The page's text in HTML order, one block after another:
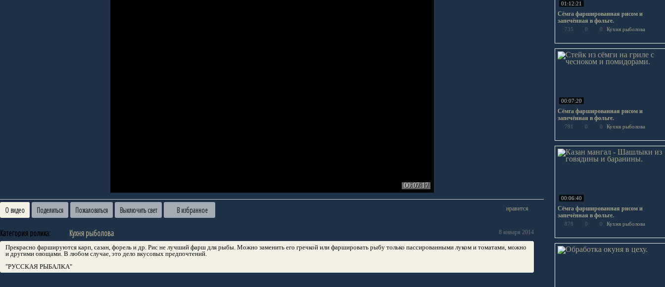
00:07:17
нравится
О видео Поделиться Пожаловаться Выключить свет В избранное
Категория ролика: Кухня рыболова
Прекрасно фаршируются карп, сазан, форель и др. Рис не лучший фарш для рыбы. Можно заменить его гречкой или фаршировать рыбу только пассированными луком и томатами, можно
и другими овощами. В любом случае, это дело вкусовых предпочтений.
"РУССКАЯ РЫБАЛКА"
8 января 2014
01:12:21
Сёмга фаршированная рисом и
запечённая в фольге.
735 0 0 Кухня рыболова
00:07:20
Сёмга фаршированная рисом и
запечённая в фольге.
791 0 0 Кухня рыболова
00:06:40
Сёмга фаршированная рисом и
запечённая в фольге.
878 0 0 Кухня рыболова